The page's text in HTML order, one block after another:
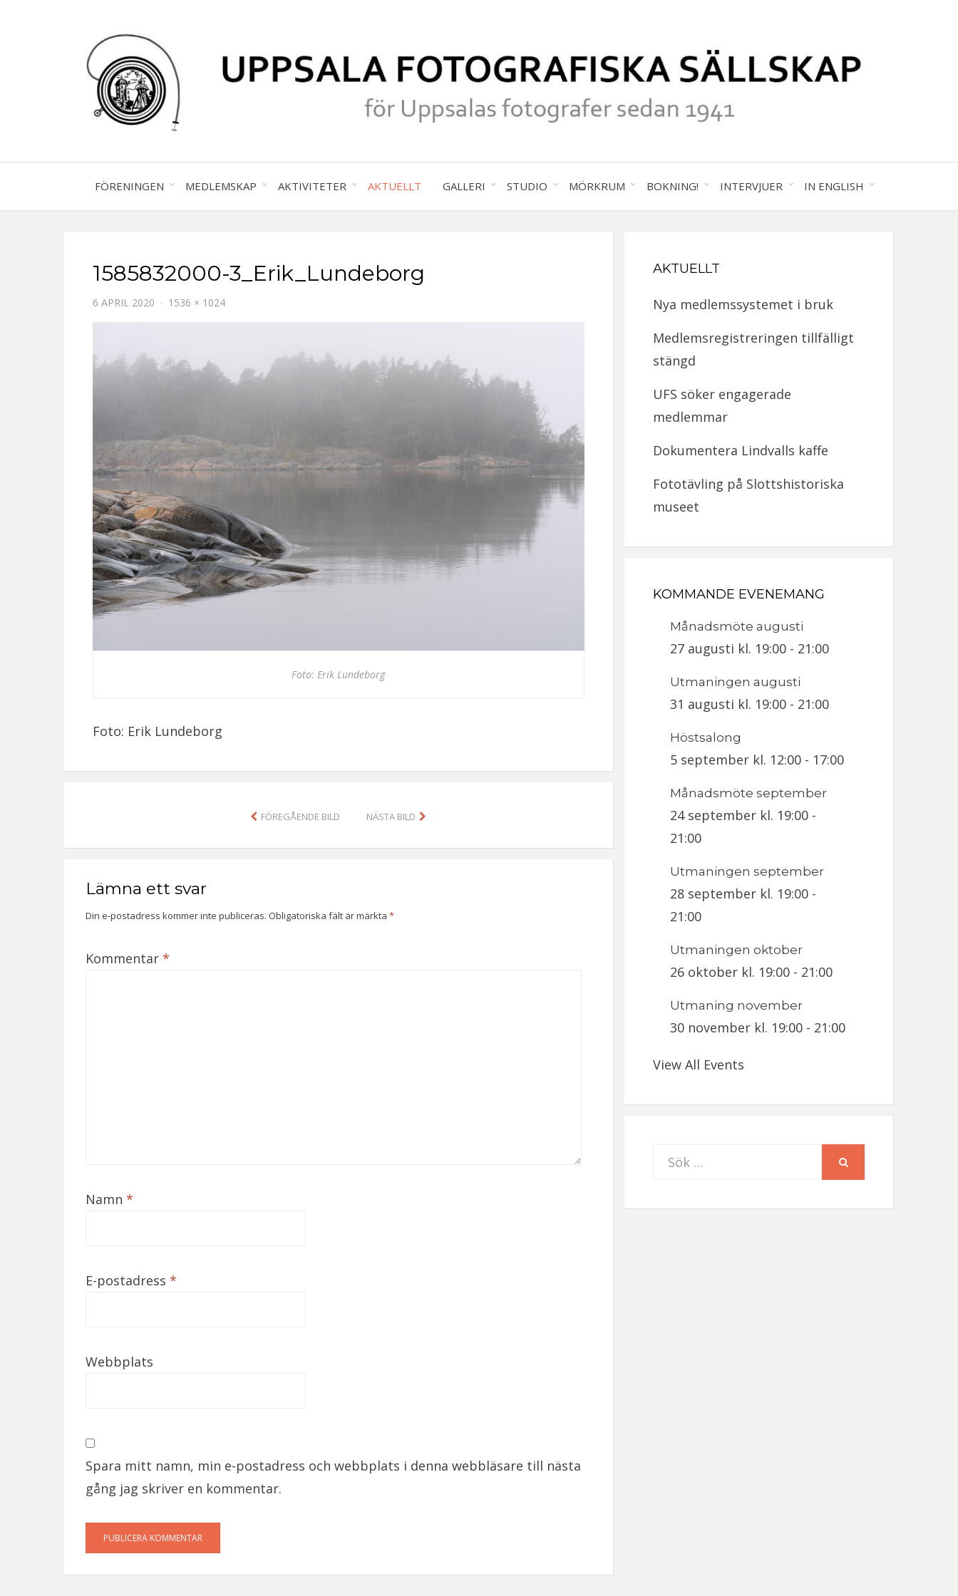
UPPSALA
FOTOGRAFISKA
SÄLLSKAP
FÖRENINGEN MEDLEMSKAP AKTIVITETER AKTUELLT GALLERI STUDIO MÖRKRUM BOKNING! INTERVJUER IN ENGLISH
1585832000-3_Erik_Lundeborg
6 APRIL 2020 1536 × 1024
Foto: Erik Lundeborg
Foto: Erik Lundeborg
FÖREGÅENDE BILD NÄSTA BILD
Lämna ett svar
Din e-postadress kommer inte publiceras. Obligatoriska fält är märkta *
Kommentar *
Namn *
E-postadress *
Webbplats
Spara mitt namn, min e-postadress och webbplats i denna webbläsare till nästa
gång jag skriver en kommentar.
AKTUELLT
Nya medlemssystemet i bruk
Medlemsregistreringen tillfälligt
stängd
UFS söker engagerade
medlemmar
Dokumentera Lindvalls kaffe
Fototävling på Slottshistoriska
museet
KOMMANDE EVENEMANG
Månadsmöte augusti
27 augusti kl. 19:00 - 21:00
Utmaningen augusti
31 augusti kl. 19:00 - 21:00
Höstsalong
5 september kl. 12:00 - 17:00
Månadsmöte september
24 september kl. 19:00 -
21:00
Utmaningen september
28 september kl. 19:00 -
21:00
Utmaningen oktober
26 oktober kl. 19:00 - 21:00
Utmaning november
30 november kl. 19:00 - 21:00
View All Events
Sök